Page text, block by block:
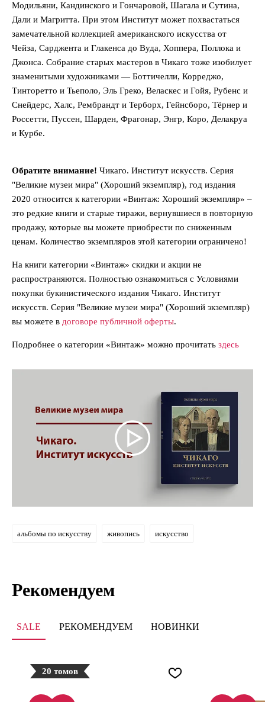
Модильяни, Кандинского и Гончаровой, Шагала и Сутина,
Дали и Магритта. При этом Институт может похвастаться
замечательной коллекцией американского искусства от
Чейза, Сарджента и Глакенса до Вуда, Хоппера, Поллока и
Джонса. Собрание старых мастеров в Чикаго тоже изобилует
знаменитыми художниками — Боттичелли, Корреджо,
Тинторетто и Тьеполо, Эль Греко, Веласкес и Гойя, Рубенс и
Снейдерс, Халс, Рембрандт и Терборх, Гейнсборо, Тёрнер и
Россетти, Пуссен, Шарден, Фрагонар, Энгр, Коро, Делакруа
и Курбе.
Обратите внимание! Чикаго. Институт искусств. Серия
"Великие музеи мира" (Хороший экземпляр), год издания
2020 относится к категории «Винтаж: Хороший экземпляр» –
это редкие книги и старые тиражи, вернувшиеся в повторную
продажу, которые вы можете приобрести по сниженным
ценам. Количество экземпляров этой категории ограничено!
На книги категории «Винтаж» скидки и акции не
распространяются. Полностью ознакомиться с Условиями
покупки букинистического издания Чикаго. Институт
искусств. Серия "Великие музеи мира" (Хороший экземпляр)
вы можете в договоре публичной оферты.
Подробнее о категории «Винтаж» можно прочитать здесь
альбомы по искусству живопись искусство
Рекомендуем
SALE РЕКОМЕНДУЕМ НОВИНКИ
20 томов